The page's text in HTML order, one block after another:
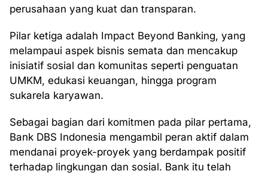
perusahaan yang kuat dan transparan.
Pilar ketiga adalah Impact Beyond Banking, yang
melampaui aspek bisnis semata dan mencakup
inisiatif sosial dan komunitas seperti penguatan
UMKM, edukasi keuangan, hingga program
sukarela karyawan.
Sebagai bagian dari komitmen pada pilar pertama,
Bank DBS Indonesia mengambil peran aktif dalam
mendanai proyek-proyek yang berdampak positif
terhadap lingkungan dan sosial. Bank itu telah